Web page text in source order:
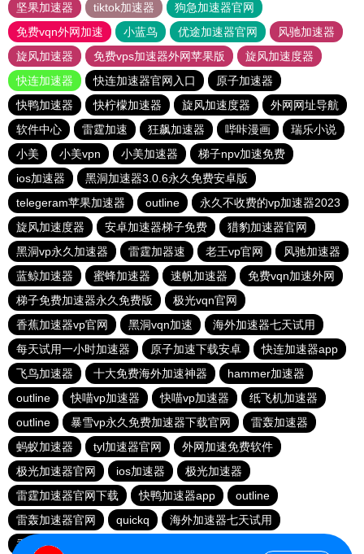
坚果加速器
tiktok加速器
狗急加速器官网
免费vqn外网加速
小蓝鸟 优途加速器官网
风驰加速器
旋风加速器
免费vps加速器外网苹果版
旋风加速度器
快连加速器
快连加速器官网入口
原子加速器
快鸭加速器
快柠檬加速器 旋风加速度器
外网网址导航
软件中心
雷霆加速 狂飙加速器 哔咔漫画
瑞乐小说
小美
小美vpn 小美加速器
梯子npv加速免费
ios加速器
黑洞加速器3.0.6永久免费安卓版
telegeram苹果加速器
outline
永久不收费的vp加速器2023
旋风加速度器
安卓加速器梯子免费
猎豹加速器官网
黑洞vp永久加速器
雷霆加器速 老王vp官网
风驰加速器
蓝鲸加速器
蜜蜂加速器 速帆加速器
免费vqn加速外网
梯子免费加速器永久免费版
极光vqn官网
香蕉加速器vp官网
黑洞vqn加速
海外加速器七天试用
每天试用一小时加速器
原子加速下载安卓
快连加速器app
飞鸟加速器
十大免费海外加速神器
hammer加速器
outline
快喵vp加速器 快喵vp加速器
纸飞机加速器
outline
暴雪vp永久免费加速器下载官网
雷轰加速器
蚂蚁加速器
tyl加速器官网
外网加速免费软件
极光加速器官网
ios加速器
极光加速器
雷霆加速器官网下载
快鸭加速器app
outline
雷轰加速器官网
quickq
海外加速器七天试用
香蕉加速器官网